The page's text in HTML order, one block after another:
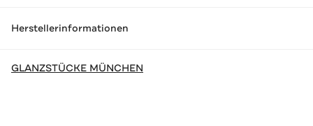
Herstellerinformationen
GLANZSTÜCKE MÜNCHEN